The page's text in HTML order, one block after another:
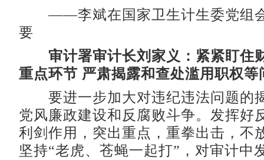
——李斌在国家卫生计生委党组会
要
审计署审计长刘家义：紧紧盯住
重点环节 严肃揭露和查处滥用职权等
要进一步加大对违纪违法问题的
党风廉政建设和反腐败斗争。发挥好
利剑作用，突出重点，重拳出击，不
坚持“老虎、苍蝇一起打”，对审计中